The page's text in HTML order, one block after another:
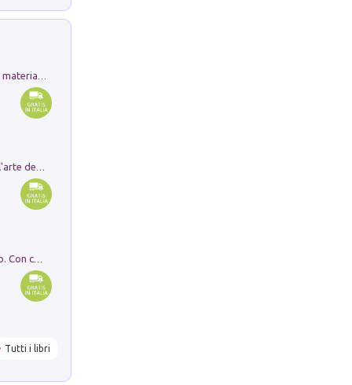
Ricerche dei dottorandi in storia dell'arte della Sapienza
Tutti i libri